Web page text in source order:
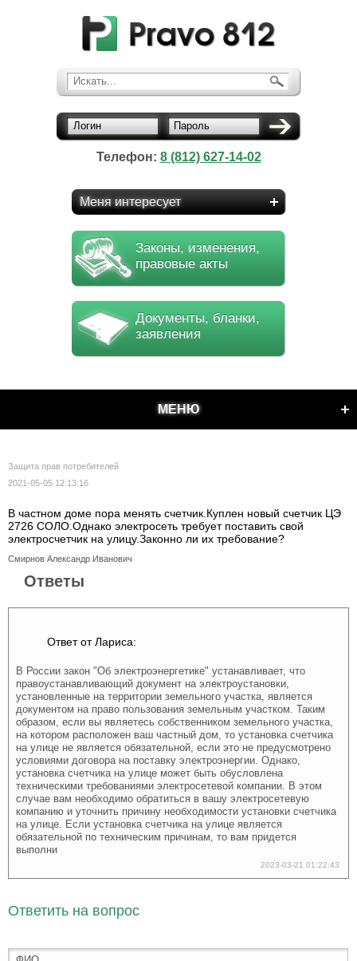
Искать...
Логин Пароль
Телефон: 8 (812) 627-14-02
Меня интересует
Законы, изменения,
правовые акты
Документы, бланки,
заявления
МЕНЮ
Защита прав потребителей
2021-05-05 12:13:16
В частном доме пора менять счетчик.Куплен новый счетчик ЦЭ
2726 СОЛО.Однако электросеть требует поставить свой
электросчетчик на улицу.Законно ли их требование?
Смирнов Александр Иванович
Ответы
Ответ от Лариса:
В России закон "Об электроэнергетике" устанавливает, что
правоустанавливающий документ на электроустановки,
установленные на территории земельного участка, является
документом на право пользования земельным участком. Таким
образом, если вы являетесь собственником земельного участка,
на котором расположен ваш частный дом, то установка счетчика
на улице не является обязательной, если это не предусмотрено
условиями договора на поставку электроэнергии. Однако,
установка счетчика на улице может быть обусловлена
техническими требованиями электросетевой компании. В этом
случае вам необходимо обратиться в вашу электросетевую
компанию и уточнить причину необходимости установки счетчика
на улице. Если установка счетчика на улице является
обязательной по техническим причинам, то вам придется
выполни
2023-03-21 01:22:43
Ответить на вопрос